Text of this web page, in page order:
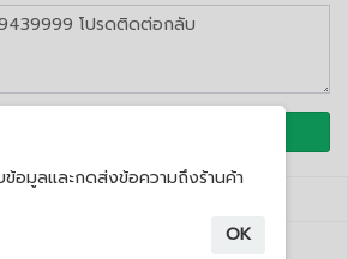
อมูลและกดส่งข้อความถึงร้านค้า
OK